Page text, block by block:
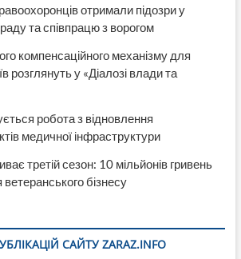
отримали підозри у
та співпрацю з ворогом
компенсаційного механізму для
розглянуть у «Діалозі влади та
робота з відновлення
медичної інфраструктури
третій сезон: 10 мільйонів гривень
бізнесу
САЙТУ ZARAZ.INFO